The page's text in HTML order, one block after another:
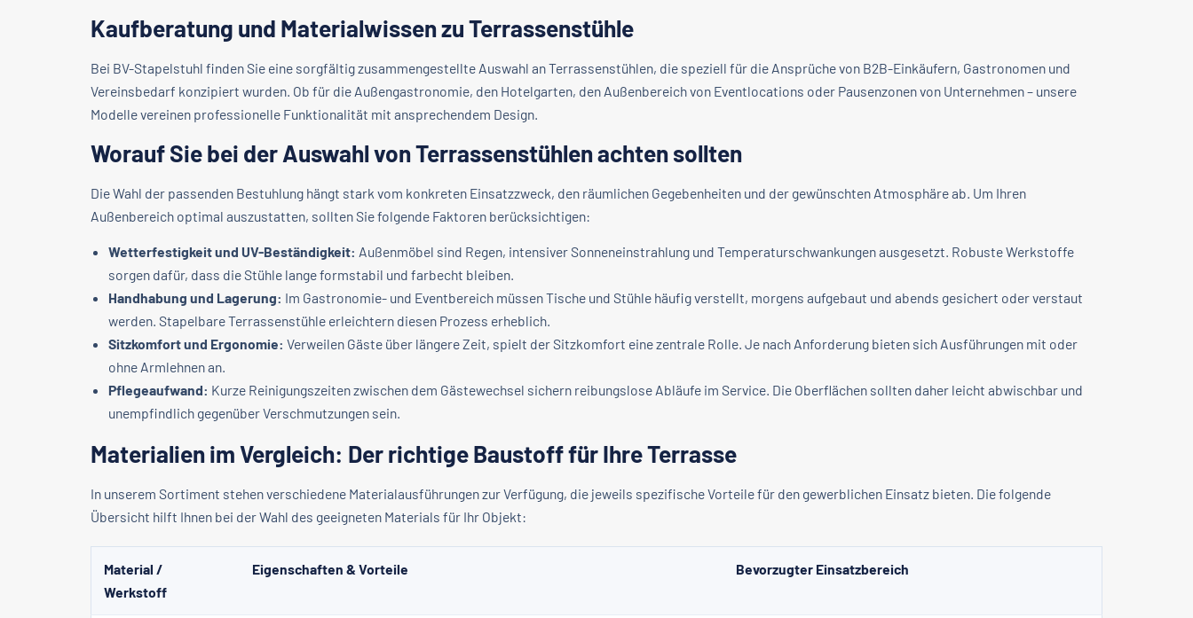
Kaufberatung und Materialwissen zu Terrassenstühle
Bei BV-Stapelstuhl finden Sie eine sorgfältig zusammengestellte Auswahl an Terrassenstühlen, die speziell für die Ansprüche von B2B-Einkäufern, Gastronomen und
Vereinsbedarf konzipiert wurden. Ob für die Außengastronomie, den Hotelgarten, den Außenbereich von Eventlocations oder Pausenzonen von Unternehmen – unsere
Modelle vereinen professionelle Funktionalität mit ansprechendem Design.
Worauf Sie bei der Auswahl von Terrassenstühlen achten sollten
Die Wahl der passenden Bestuhlung hängt stark vom konkreten Einsatzzweck, den räumlichen Gegebenheiten und der gewünschten Atmosphäre ab. Um Ihren
Außenbereich optimal auszustatten, sollten Sie folgende Faktoren berücksichtigen:
Wetterfestigkeit und UV-Beständigkeit: Außenmöbel sind Regen, intensiver Sonneneinstrahlung und Temperaturschwankungen ausgesetzt. Robuste Werkstoffe
sorgen dafür, dass die Stühle lange formstabil und farbecht bleiben.
Handhabung und Lagerung: Im Gastronomie- und Eventbereich müssen Tische und Stühle häufig verstellt, morgens aufgebaut und abends gesichert oder verstaut
werden. Stapelbare Terrassenstühle erleichtern diesen Prozess erheblich.
Sitzkomfort und Ergonomie: Verweilen Gäste über längere Zeit, spielt der Sitzkomfort eine zentrale Rolle. Je nach Anforderung bieten sich Ausführungen mit oder
ohne Armlehnen an.
Pflegeaufwand: Kurze Reinigungszeiten zwischen dem Gästewechsel sichern reibungslose Abläufe im Service. Die Oberflächen sollten daher leicht abwischbar und
unempfindlich gegenüber Verschmutzungen sein.
Materialien im Vergleich: Der richtige Baustoff für Ihre Terrasse
In unserem Sortiment stehen verschiedene Materialausführungen zur Verfügung, die jeweils spezifische Vorteile für den gewerblichen Einsatz bieten. Die folgende
Übersicht hilft Ihnen bei der Wahl des geeigneten Materials für Ihr Objekt:
Material /
Werkstoff
Eigenschaften & Vorteile Bevorzugter Einsatzbereich